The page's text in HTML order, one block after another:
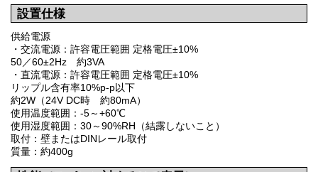
設置仕様
供給電源
・交流電源：許容電圧範囲 定格電圧±10%
50／60±2Hz 約3VA
・直流電源：許容電圧範囲 定格電圧±10%
リップル含有率10%p-p以下
約2W（24V DC時 約80mA）
使用温度範囲：-5～+60℃
使用湿度範囲：30～90%RH（結露しないこと）
取付：壁またはDINレール取付
質量：約400g